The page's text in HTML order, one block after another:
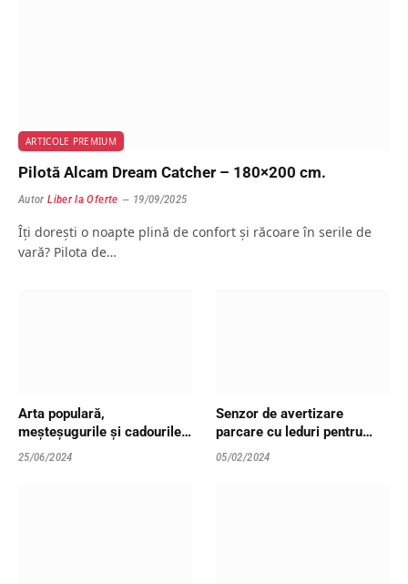
ARTICOLE PREMIUM
Pilotă Alcam Dream Catcher – 180×200 cm.
Autor Liber la Oferte 19/09/2025
Îți dorești o noapte plină de confort și răcoare în serile de
vară? Pilota de…
Arta populară,
meșteșugurile și cadourile,
vedetele Târgului de vară
25/06/2024
Senzor de avertizare
parcare cu leduri pentru
garaje
05/02/2024